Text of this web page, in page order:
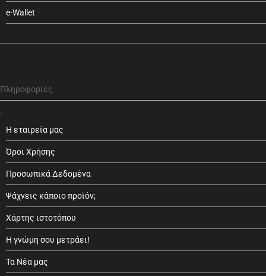
e-Wallet
Πληροφορίες
Η εταιρεία μας
Όροι Χρήσης
Προσωπικά Δεδομένα
Ψάχνεις κάποιο προϊόν;
Χάρτης ιστοτόπου
Η γνώμη σου μετράει!
Τα Νέα μας